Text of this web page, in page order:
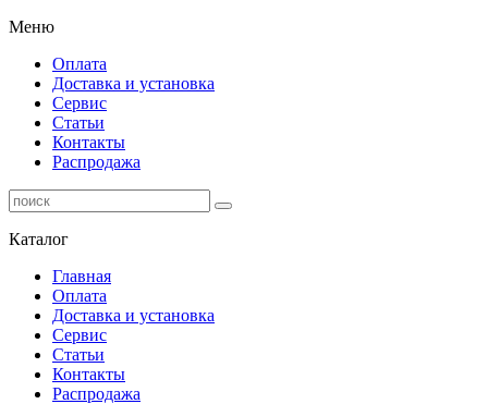
Меню
Оплата
Доставка и установка
Сервис
Статьи
Контакты
Распродажа
Каталог
Главная
Оплата
Доставка и установка
Сервис
Статьи
Контакты
Распродажа